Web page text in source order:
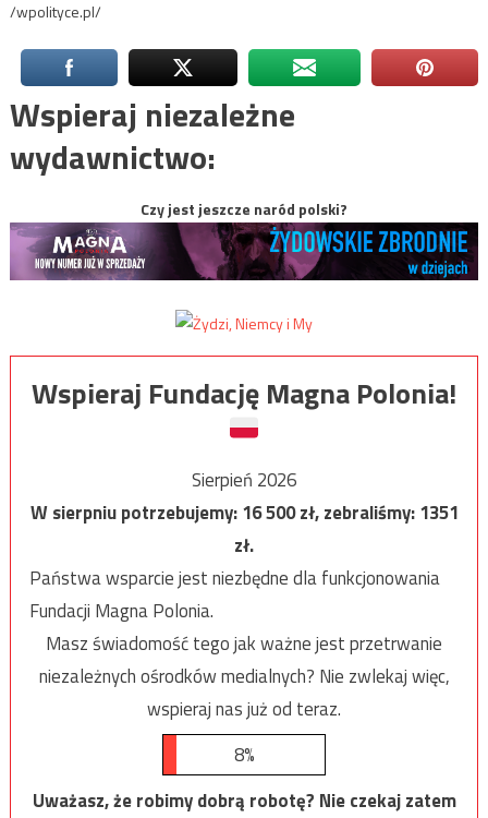
/wpolityce.pl/
Wspieraj niezależne
wydawnictwo:
Czy jest jeszcze naród polski?
Wspieraj Fundację Magna Polonia!
Sierpień 2026
W sierpniu potrzebujemy:16 500zł, zebraliśmy:1351
zł.
Państwa wsparcie jest niezbędne dla funkcjonowania
Fundacji Magna Polonia.
Masz świadomość tego jak ważne jest przetrwanie
niezależnych ośrodków medialnych? Nie zwlekaj więc,
wspieraj nas już od teraz.
8%
Uważasz, że robimy dobrą robotę? Nie czekaj zatem